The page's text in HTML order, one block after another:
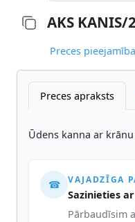
AKS KANIS/
Preces
Preces apraksts
Ūdens kanna ar krānu
☎ VAJADZĪGA
Sazinieties
Pārbaudīsim